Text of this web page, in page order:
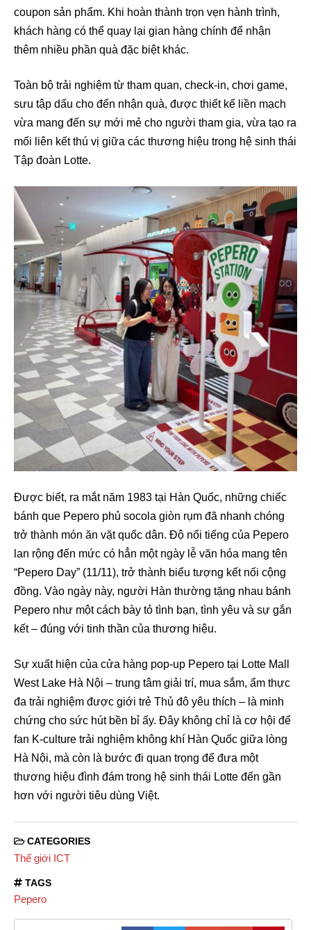
coupon sản phẩm. Khi hoàn thành trọn vẹn hành trình,
khách hàng có thể quay lại gian hàng chính để nhận
thêm nhiều phần quà đặc biệt khác.
Toàn bộ trải nghiệm từ tham quan, check-in, chơi game,
sưu tập dấu cho đến nhận quà, được thiết kế liền mạch
vừa mang đến sự mới mẻ cho người tham gia, vừa tạo ra
mối liên kết thú vị giữa các thương hiệu trong hệ sinh thái
Tập đoàn Lotte.
Được biết, ra mắt năm 1983 tại Hàn Quốc, những chiếc
bánh que Pepero phủ socola giòn rụm đã nhanh chóng
trở thành món ăn vặt quốc dân. Độ nổi tiếng của Pepero
lan rộng đến mức có hẳn một ngày lễ văn hóa mang tên
“Pepero Day” (11/11), trở thành biểu tượng kết nối cộng
đồng. Vào ngày này, người Hàn thường tặng nhau bánh
Pepero như một cách bày tỏ tình bạn, tình yêu và sự gắn
kết – đúng với tinh thần của thương hiệu.
Sự xuất hiện của cửa hàng pop-up Pepero tại Lotte Mall
West Lake Hà Nội – trung tâm giải trí, mua sắm, ẩm thực
đa trải nghiệm được giới trẻ Thủ đô yêu thích – là minh
chứng cho sức hút bền bỉ ấy. Đây không chỉ là cơ hội để
fan K-culture trải nghiệm không khí Hàn Quốc giữa lòng
Hà Nội, mà còn là bước đi quan trọng để đưa một
thương hiệu đình đám trong hệ sinh thái Lotte đến gần
hơn với người tiêu dùng Việt.
CATEGORIES
Thế giới ICT
TAGS
Pepero